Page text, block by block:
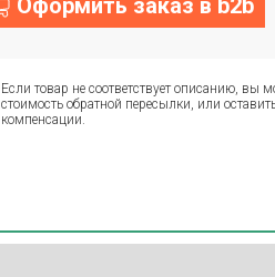
Оформить заказ в b2b
Если товар не соответствует описанию, вы
стоимость обратной пересылки, или
компенсации.